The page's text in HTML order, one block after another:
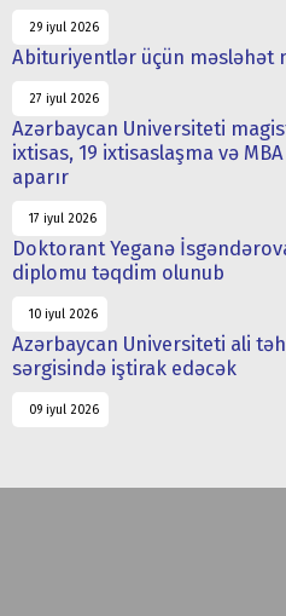
29 iyul 2026
Abituriyentlər üçün məsləhət
27 iyul 2026
Azərbaycan Universiteti
ixtisas, 19 ixtisaslaşma və
aparır
17 iyul 2026
Doktorant Yeganə
diplomu təqdim olunub
10 iyul 2026
Azərbaycan Universiteti ali
sərgisində iştirak edəcək
09 iyul 2026